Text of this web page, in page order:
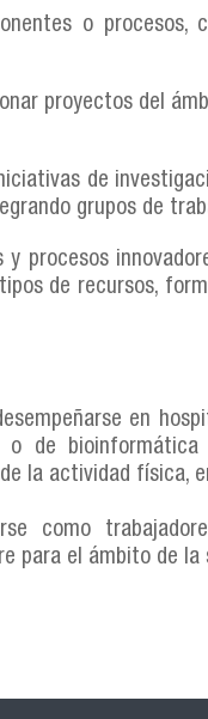
o procesos,
proyectos del
de
grupos de
y procesos
de recursos,
en
o de
la actividad física,
como
para el ámbito de